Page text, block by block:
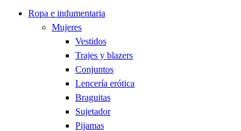
Ropa e indumentaria
Mujeres
Vestidos
Trajes y blazers
Conjuntos
Lencería erótica
Braguitas
Sujetador
Pijamas